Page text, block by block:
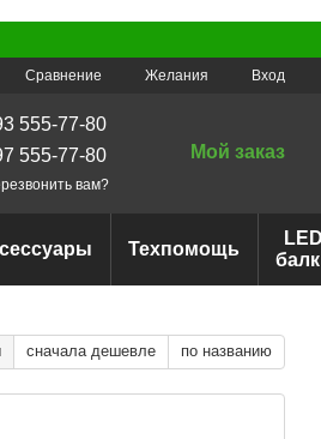
Сравнение Желания Вход
555-77-80
555-77-80
вам?
Мой заказ
Техпомощь
сначала дешевле по названию